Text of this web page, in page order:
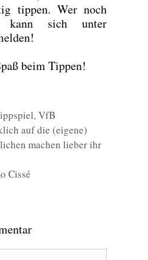
tip­pen. Wer noch
sich unter
beim Tip­pen!
,VfB
auf die (eigene)
machen lieber ihr
Cissé